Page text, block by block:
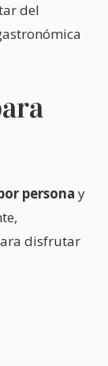
del
persona y
disfrutar